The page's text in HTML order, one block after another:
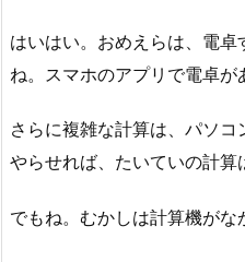
はいはい。おめえらは、電
ね。スマホのアプリで電卓が
さらに複雑な計算は、パソ
やらせれば、たいていの計算
でもね。むかしは計算機がな